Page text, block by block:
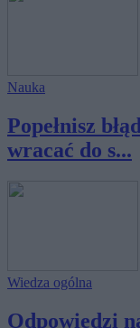
Nauka
Popełnisz
wracać do s...
Wiedza ogólna
Odpowiedzi